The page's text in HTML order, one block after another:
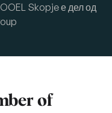
Skopje е дел од
of